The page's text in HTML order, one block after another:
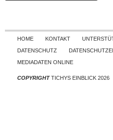
HOME KONTAKT
DATENSCHUTZ
MEDIADATEN ONLINE
COPYRIGHTTICHYS EINBLICK 2026